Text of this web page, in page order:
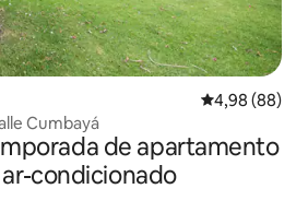
4,98 de uma
4,98 (88)
Cumbayá
de apartamento
condicionado